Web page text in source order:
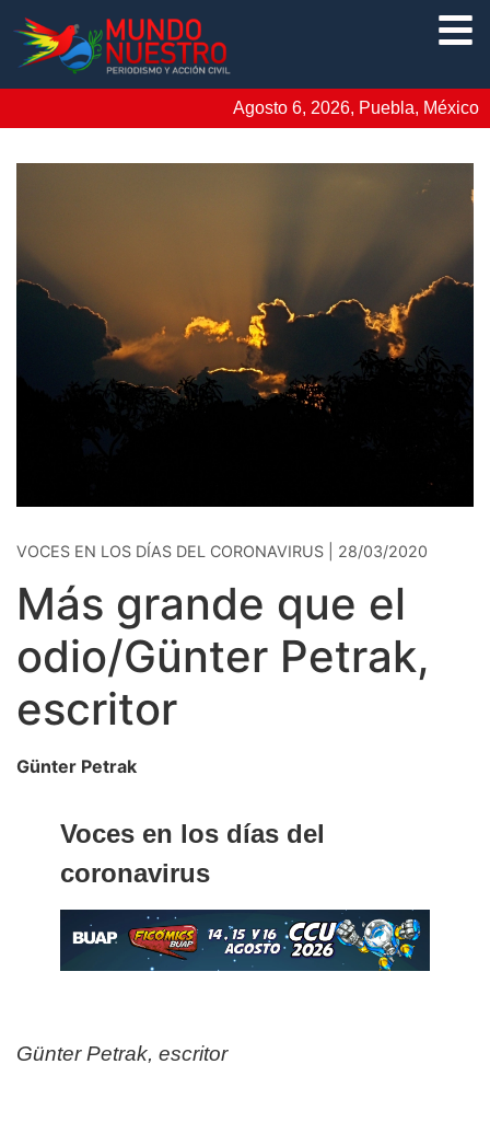
Agosto 6, 2026, Puebla, México
VOCES EN LOS DÍAS DEL CORONAVIRUS | 28/03/2020
Más grande que el
odio/Günter Petrak,
escritor
Günter Petrak
Voces en los días del
coronavirus
Günter Petrak, escritor